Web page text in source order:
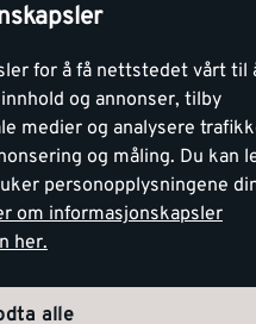
for å få nettstedet vårt til
og annonser, tilby
medier og analysere
og måling. Du kan
personopplysningene
om informasjonskapsler
her.
alle